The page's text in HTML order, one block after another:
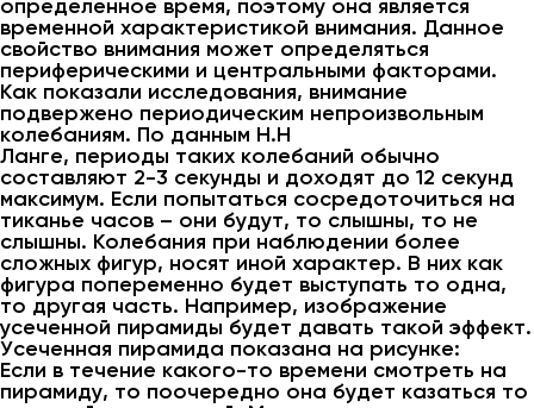
определенное время, поэтому она является
временной характеристикой внимания. Данное
свойство внимания может определяться
периферическими и центральными факторами.
Как показали исследования, внимание
подвержено периодическим непроизвольным
колебаниям. По данным Н.Н
Ланге, периоды таких колебаний обычно
составляют 2-3 секунды и доходят до 12 секунд
максимум. Если попытаться сосредоточиться на
тиканье часов – они будут, то слышны, то не
слышны. Колебания при наблюдении более
сложных фигур, носят иной характер. В них как
фигура попеременно будет выступать то одна,
то другая часть. Например, изображение
усеченной пирамиды будет давать такой эффект.
Усеченная пирамида показана на рисунке:
Если в течение какого-то времени смотреть на
пирамиду, то поочередно она будет казаться то